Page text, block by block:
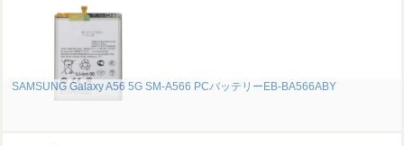
SAMSUNG Galaxy A56 5G SM-A566 PCバッテリーEB-BA566ABY